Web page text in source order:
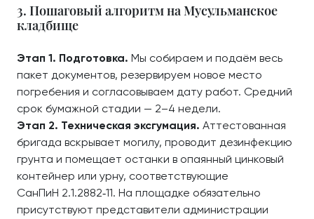
3. Пошаговый алгоритм на Мусульманское
кладбище
Этап 1. Подготовка. Мы собираем и подаём весь
пакет документов, резервируем новое место
погребения и согласовываем дату работ. Средний
срок бумажной стадии — 2–4 недели.
Этап 2. Техническая эксгумация. Аттестованная
бригада вскрывает могилу, проводит дезинфекцию
грунта и помещает останки в опаянный цинковый
контейнер или урну, соответствующие
СанПиН 2.1.2882‑11. На площадке обязательно
присутствуют представители администрации